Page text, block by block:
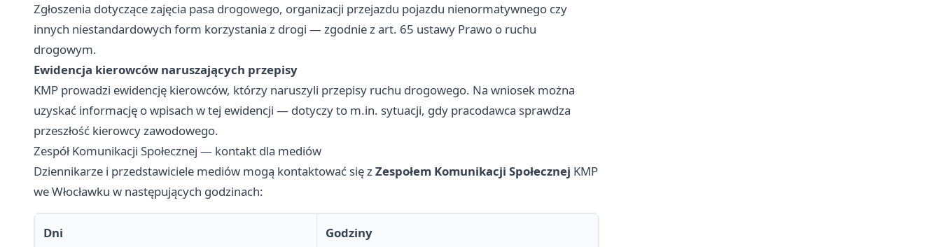
Zgłoszenia dotyczące zajęcia pasa drogowego, organizacji przejazdu pojazdu nienormatywnego czy
innych niestandardowych form korzystania z drogi — zgodnie z art. 65 ustawy Prawo o ruchu
drogowym.
Ewidencja kierowców naruszających przepisy
KMP prowadzi ewidencję kierowców, którzy naruszyli przepisy ruchu drogowego. Na wniosek można
uzyskać informację o wpisach w tej ewidencji — dotyczy to m.in. sytuacji, gdy pracodawca sprawdza
przeszłość kierowcy zawodowego.
Zespół Komunikacji Społecznej — kontakt dla mediów
Dziennikarze i przedstawiciele mediów mogą kontaktować się zZespołem Komunikacji Społecznej KMP
we Włocławku w następujących godzinach:
Dni Godziny